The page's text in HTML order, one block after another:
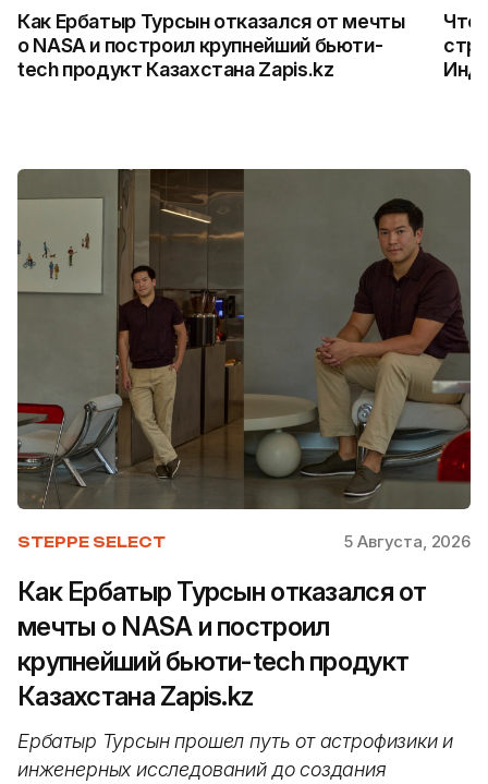
Как Ербатыр Турсын отказался от мечты
о NASA и построил крупнейший бьюти-
tech продукт Казахстана Zapis.kz
Что
STEPPE SELECT 5 Августа, 2026
Как Ербатыр Турсын отказался от
мечты о NASA и построил
крупнейший бьюти-tech продукт
Казахстана Zapis.kz
Ербатыр Турсын прошел путь от астрофизики и
инженерных исследований до создания